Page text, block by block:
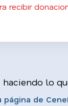
recibir
haciendo lo
página de